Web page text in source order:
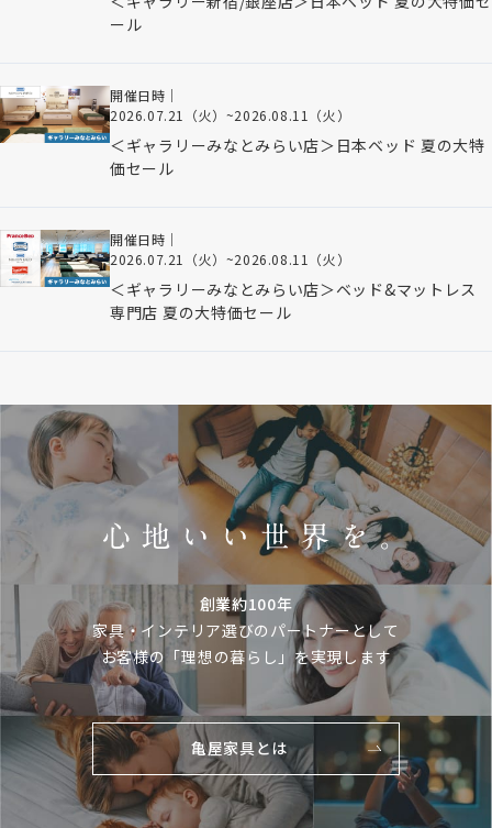
ール
開催日時｜
2026.07.21（火） ~2026.08.11（火）
＜ギャラリーみなとみらい店＞日本ベッド 夏の大特
価セール
開催日時｜
2026.07.21（火） ~2026.08.11（火）
＜ギャラリーみなとみらい店＞ベッド&マットレス
専門店 夏の大特価セール
創業約100年
家具・インテリア選びのパートナーとして
お客様の「理想の暮らし」を実現します
亀屋家具とは